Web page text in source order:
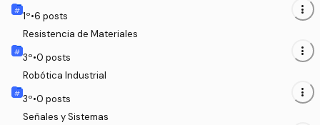
1º•6 posts more_vert
Resistencia de Materiales
3º•0 posts more_vert
Robótica Industrial
3º•0 posts more_vert
Señales y Sistemas